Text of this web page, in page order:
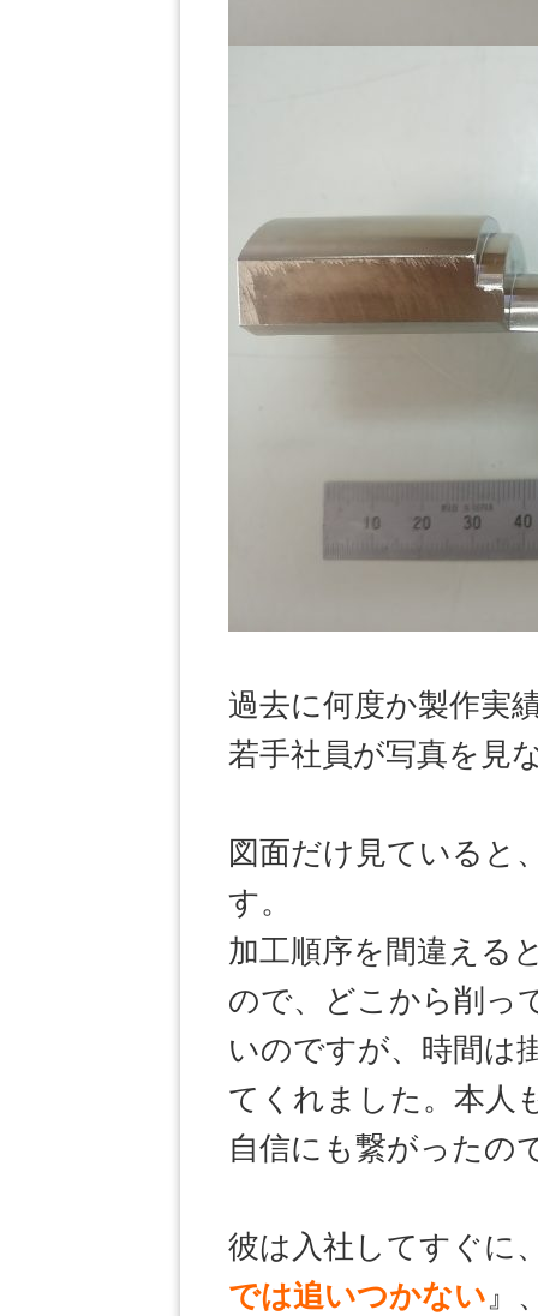
過去に何度か製作実
若手社員が写真を見
図面だけ見ていると
す。
加工順序を間違える
ので、どこから削っ
いのですが、時間は
てくれました。本人
自信にも繋がったの
彼は入社してすぐに
では追いつかない』